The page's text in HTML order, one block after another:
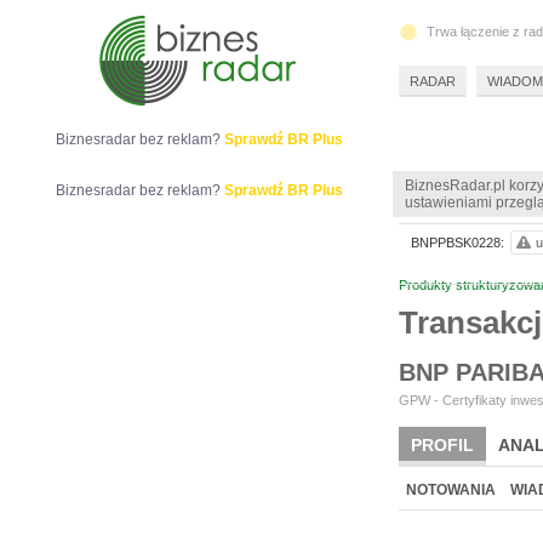
BiznesRadar.pl
ustawieniami
Produkty
BNP
GPW - Certyfikaty
PROFIL
NOTOWANIA
BNPPBSK0228:
Biznesradar bez reklam? Sprawdź BR Plus
Biznesradar bez reklam? Sprawdź BR Plus
Trwa łączenie z
RADAR